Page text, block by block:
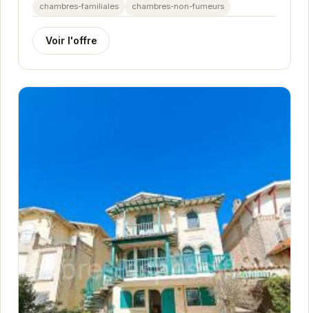
chambres-familiales
chambres-non-fumeurs
Voir l'offre